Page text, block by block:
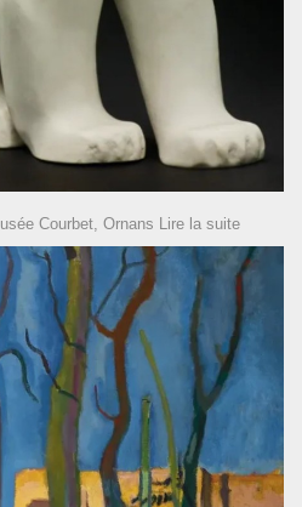
Courbet, Ornans Lire la suite